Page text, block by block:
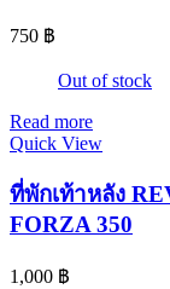
750 ฿
Out of stock
Read more
Quick View
ที่พักเท้าหลัง
FORZA 350
1,000 ฿